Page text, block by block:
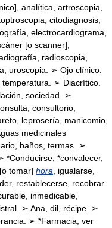
analítica, artroscopia,
citodiagnosis,
electrocardiograma,
[o scanner],
radioscopia,
uroscopia. ➢ Ojo clínico.
➢ Diacrítico.
sociedad. ➢
consultorio,
leprosería, manicomio,
medicinales
baños, termas. ➢
*convalecer,
tomar] hora , igualarse,
restablecerse, recobrar
inmedicable,
➢ Ana, dil, récipe. ➢
➢ *Farmacia, ver